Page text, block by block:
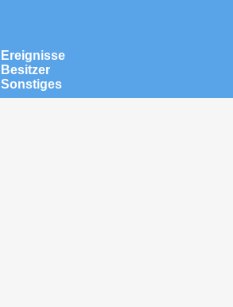
Ereignisse
Besitzer
Sonstiges